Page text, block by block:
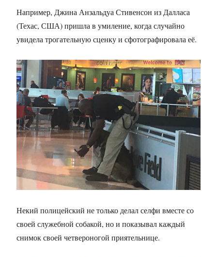
Например, Джина Анзальдуа Стивенсон из Далласа
(Техас, США) пришла в умиление, когда случайно
увидела трогательную сценку и сфотографировала её.
Некий полицейский не только делал селфи вместе со
своей служебной собакой, но и показывал каждый
снимок своей четвероногой приятельнице.